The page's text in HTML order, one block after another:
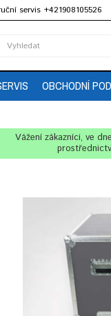
servis +421908105526
OBCHODNÍ
Vážení zákazníci, ve